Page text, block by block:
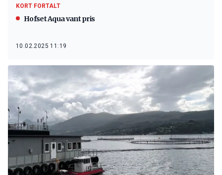
KORT FORTALT
Hofset Aqua vant pris
10.02.2025 11:19